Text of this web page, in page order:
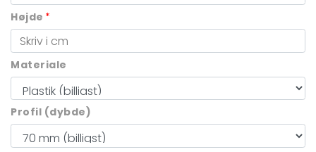
Højde *
Materiale
Profil (dybde)